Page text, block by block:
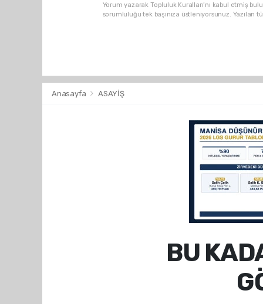
Yorum yazarak Topluluk Kuralları’nı kabul etmiş
sorumluluğu tek başınıza üstleniyorsunuz.
Anasayfa ASAYİŞ
BU